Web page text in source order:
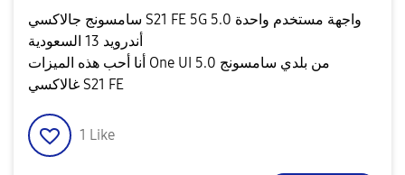
سامسونج جالاكسي S21 FE 5G واجهة مستخدم واحدة 5.0
أندرويد 13 السعودية
أنا أحب هذه الميزات One UI 5.0 من بلدي سامسونج
غالاكسي S21 FE
1 Like